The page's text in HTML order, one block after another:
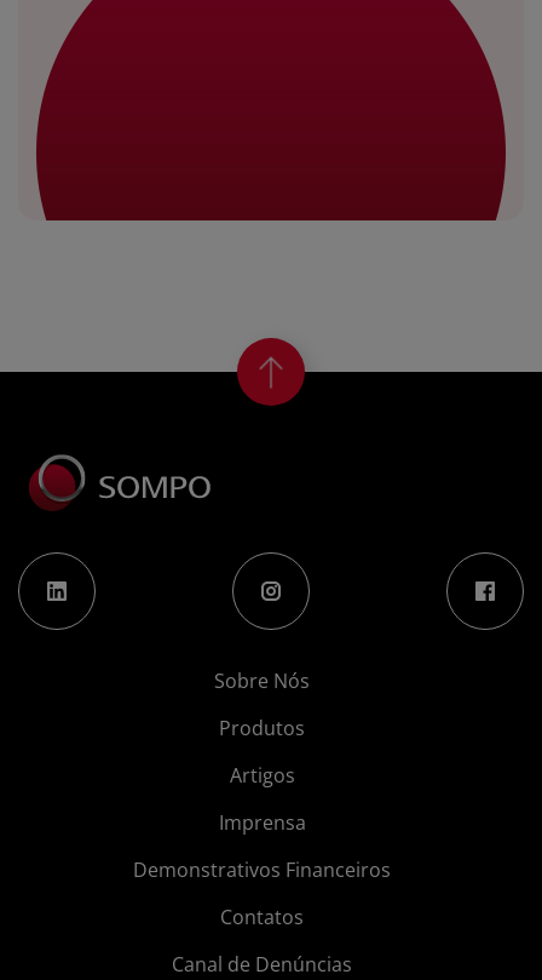
Sobre Nós
Produtos
Artigos
Imprensa
Demonstrativos Financeiros
Contatos
Canal de Denúncias